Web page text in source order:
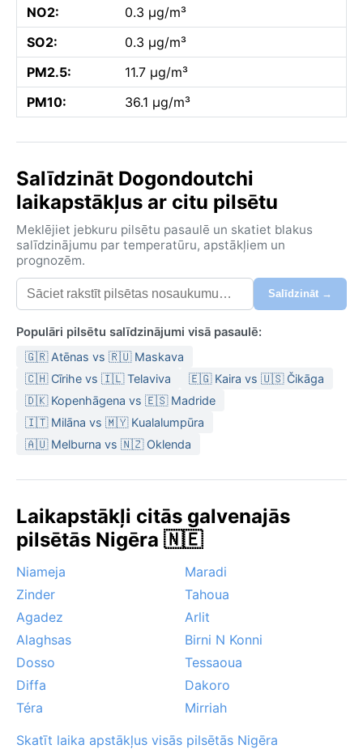
NO2:
0.3 µg/m³
SO2:
0.3 µg/m³
PM2.5:
11.7 µg/m³
PM10:
36.1 µg/m³
Salīdzināt Dogondoutchi
laikapstākļus ar citu pilsētu
Meklējiet jebkuru pilsētu pasaulē un skatiet blakus
salīdzinājumu par temperatūru, apstākļiem un
prognozēm.
Salīdzināt →
Populāri pilsētu salīdzinājumi visā pasaulē:
🇬🇷 Atēnas vs 🇷🇺 Maskava
🇨🇭 Cīrihe vs 🇮🇱 Telaviva
🇪🇬 Kaira vs 🇺🇸 Čikāga
🇩🇰 Kopenhāgena vs 🇪🇸 Madride
🇮🇹 Milāna vs 🇲🇾 Kualalumpūra
🇦🇺 Melburna vs 🇳🇿 Oklenda
Laikapstākļi citās galvenajās
pilsētās Nigēra 🇳🇪
Niameja
Maradi
Zinder
Tahoua
Agadez
Arlit
Alaghsas
Birni N Konni
Dosso
Tessaoua
Diffa
Dakoro
Téra
Mirriah
Skatīt laika apstākļus visās pilsētās Nigēra